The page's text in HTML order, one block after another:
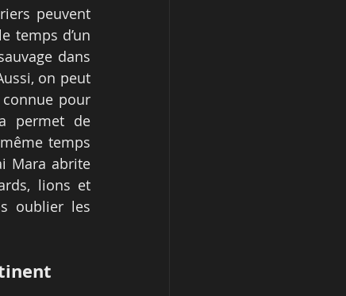
peuvent
dans
on peut
pour
permet de
temps
Mara abrite
lions et
oublier les